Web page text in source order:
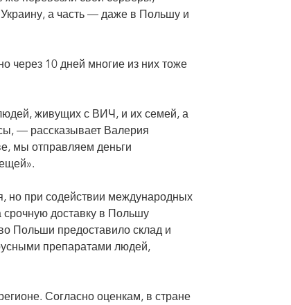
а часть — даже в Польшу и
через 10 дней многие из них тоже
живущих с ВИЧ, и их семей, а
— рассказывает Валерия
мы отправляем деньги
но при содействии международных
доставку в Польшу
Польши предоставило склад и
препаратами людей,
Согласно оценкам, в стране